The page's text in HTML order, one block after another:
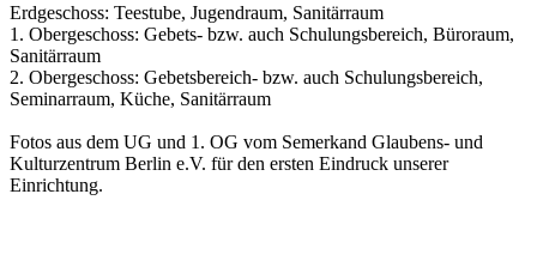
Erdgeschoss: Teestube, Jugendraum, Sanitärraum
1. Obergeschoss: Gebets- bzw. auch Schulungsbereich, Büroraum,
Sanitärraum
2. Obergeschoss: Gebetsbereich- bzw. auch Schulungsbereich,
Seminarraum, Küche, Sanitärraum
Fotos aus dem UG und 1. OG vom Semerkand Glaubens- und
Kulturzentrum Berlin e.V. für den ersten Eindruck unserer
Einrichtung.